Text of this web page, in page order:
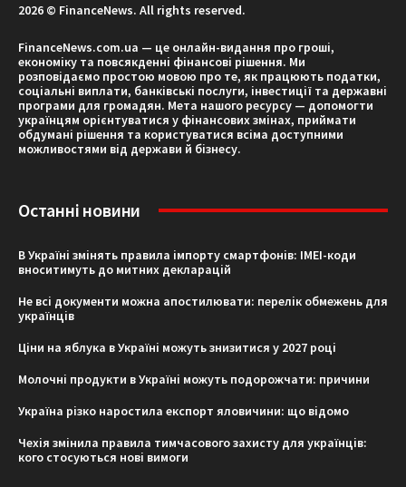
2026 © FinanceNews. All rights reserved.
FinanceNews.com.ua — це онлайн-видання про гроші,
економіку та повсякденні фінансові рішення. Ми
розповідаємо простою мовою про те, як працюють податки,
соціальні виплати, банківські послуги, інвестиції та державні
програми для громадян. Мета нашого ресурсу — допомогти
українцям орієнтуватися у фінансових змінах, приймати
обдумані рішення та користуватися всіма доступними
можливостями від держави й бізнесу.
Останні новини
В Україні змінять правила імпорту смартфонів: IMEI-коди
вноситимуть до митних декларацій
Не всі документи можна апостилювати: перелік обмежень для
українців
Ціни на яблука в Україні можуть знизитися у 2027 році
Молочні продукти в Україні можуть подорожчати: причини
Україна різко наростила експорт яловичини: що відомо
Чехія змінила правила тимчасового захисту для українців:
кого стосуються нові вимоги